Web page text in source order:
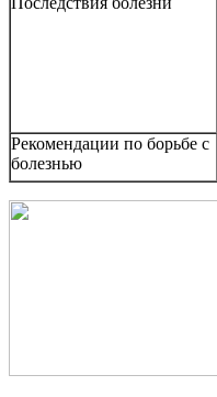
Рекомендации по борьбе с
болезнью